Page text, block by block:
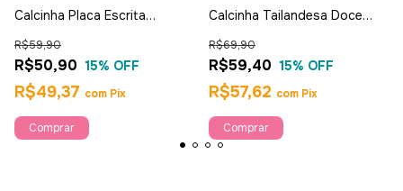
Calcinha Placa Escrita
R$50,90
R$59,90
15% OFF
R$49,37 com Pix
Comprar
Calcinha Tailandesa Doce
R$59,40
R$69,90
15% OFF
R$57,62 com Pix
Comprar